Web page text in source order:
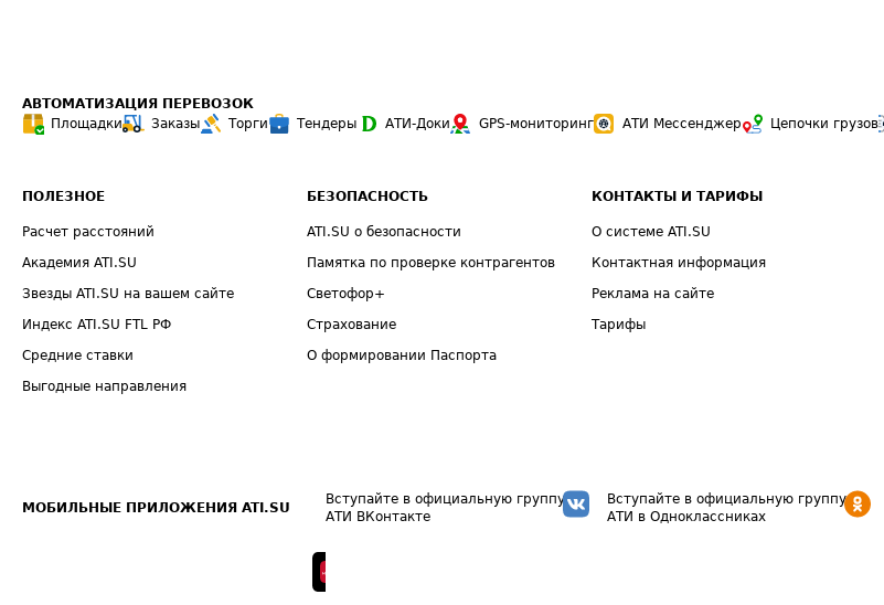
АВТОМАТИЗАЦИЯ ПЕРЕВОЗОК
Площадки
Заказы Торги Тендеры АТИ-Доки GPS-мониторинг АТИ Мессенджер Цепочки грузов
ПОЛЕЗНОЕ
Расчет расстояний
Академия ATI.SU
Звезды ATI.SU на вашем сайте
Индекс ATI.SU FTL РФ
Средние ставки
Выгодные направления
БЕЗОПАСНОСТЬ
ATI.SU о безопасности
Памятка по проверке контрагентов
Светофор+
Страхование
О формировании Паспорта
КОНТАКТЫ И ТАРИФЫ
О системе ATI.SU
Контактная информация
Реклама на сайте
Тарифы
МОБИЛЬНЫЕ ПРИЛОЖЕНИЯ ATI.SU
Вступайте в официальную группу
АТИ ВКонтакте
Вступайте в официальную группу
АТИ в Одноклассниках